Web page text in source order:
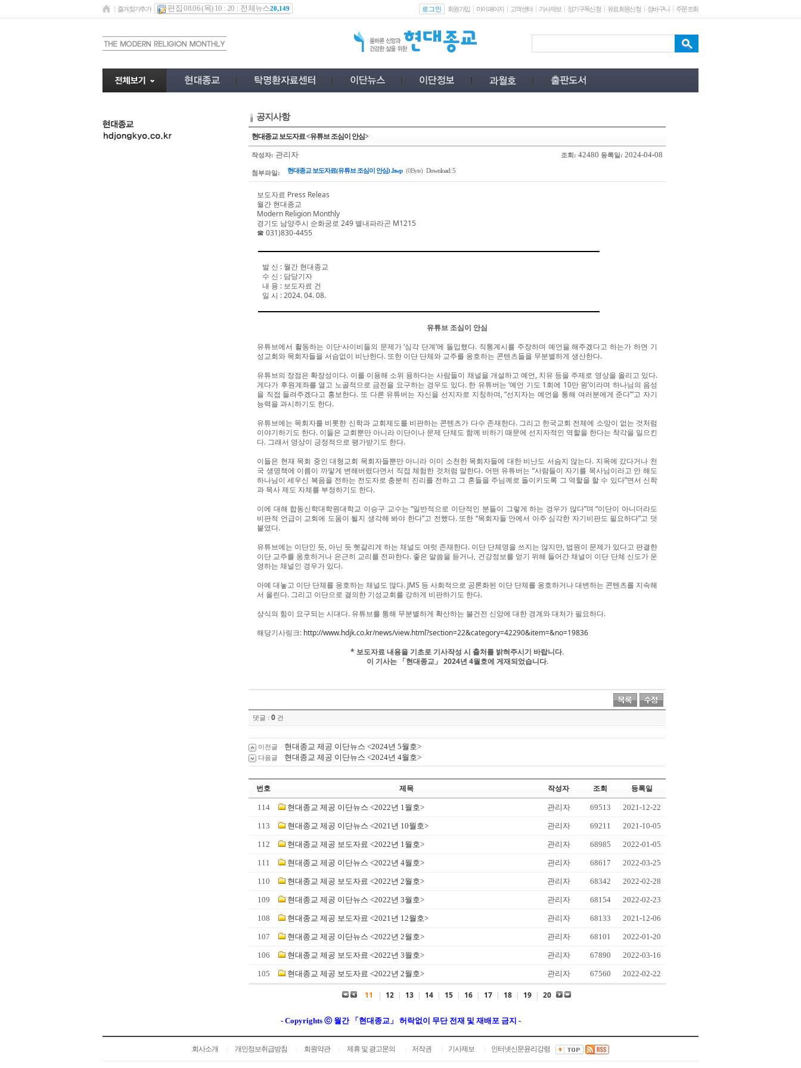
즐겨찾기추가 편집 08.06 (목) 10 : 20 전체뉴스20,149 로그인 회원가입 마이페이지 고객센터 기사제보 정기구독신청 유료회원신청 장바구니 주문조회
공지사항
현대종교 보도자료 <유튜브 조심이 안심>
작성자: 관리자 조회: 42480 등록일: 2024-04-08
첨부파일: 현대종교 보도자료(유튜브 조심이 안심) .hwp (0Byte) Download: 5
보도자료 Press Releas
월간 현대종교
Modern Religion Monthly
경기도 남양주시 순화궁로 249 별내파라곤 M1215
☎ 031)830-4455
발 신 : 월간 현대종교
수 신 : 담당기자
내 용 : 보도자료 건
일 시 : 2024. 04. 08.
유튜브 조심이 안심
유튜브에서 활동하는 이단·사이비들의 문제가 ‘심각 단계’에 돌입했다. 직통계시를 주장하며 예언을 해주겠다고 하는가 하면 기
성교회와 목회자들을 서슴없이 비난한다. 또한 이단 단체와 교주를 옹호하는 콘텐츠들을 무분별하게 생산한다.
유튜브의 장점은 확장성이다. 이를 이용해 소위 용하다는 사람들이 채널을 개설하고 예언, 치유 등을 주제로 영상을 올리고 있다.
게다가 후원계좌를 열고 노골적으로 금전을 요구하는 경우도 있다. 한 유튜버는 ‘예언 기도 1회에 10만 원’이라며 하나님의 음성
을 직접 들려주겠다고 홍보한다. 또 다른 유튜버는 자신을 선지자로 지칭하며, “선지자는 예언을 통해 여러분에게 준다’”고 자기
능력을 과시하기도 한다.
유튜브에는 목회자를 비롯한 신학과 교회제도를 비판하는 콘텐츠가 다수 존재한다. 그리고 한국교회 전체에 소망이 없는 것처럼
이야기하기도 한다. 이들은 교회뿐만 아니라 이단이나 문제 단체도 함께 비하기 때문에 선지자적인 역할을 한다는 착각을 일으킨
다. 그래서 영상이 긍정적으로 평가받기도 한다.
이들은 현재 목회 중인 대형교회 목회자들뿐만 아니라 이미 소천한 목회자들에 대한 비난도 서슴지 않는다. 지옥에 갔다거나 천
국 생명책에 이름이 까맣게 변해버렸다면서 직접 체험한 것처럼 말한다. 어떤 유튜버는 “사람들이 자기를 목사님이라고 안 해도
하나님이 세우신 복음을 전하는 전도자로 충분히 진리를 전하고 그 혼들을 주님께로 돌이키도록 그 역할을 할 수 있다”면서 신학
과 목사 제도 자체를 부정하기도 한다.
이에 대해 합동신학대학원대학교 이승구 교수는 “일반적으로 이단적인 분들이 그렇게 하는 경우가 많다”며 “이단이 아니더라도
비판적 언급이 교회에 도움이 될지 생각해 봐야 한다”고 전했다. 또한 “목회자들 안에서 아주 심각한 자기비판도 필요하다”고 덧
붙였다.
유튜브에는 이단인 듯, 아닌 듯 헷갈리게 하는 채널도 여럿 존재한다. 이단 단체명을 쓰지는 않지만, 법원이 문제가 있다고 판결한
이단 교주를 옹호하거나 은근히 교리를 전파한다. 좋은 말씀을 듣거나, 건강정보를 얻기 위해 들어간 채널이 이단 단체 신도가 운
영하는 채널인 경우가 있다.
아예 대놓고 이단 단체를 옹호하는 채널도 많다. JMS 등 사회적으로 공론화된 이단 단체를 옹호하거나 대변하는 콘텐츠를 지속해
서 올린다. 그리고 이단으로 결의한 기성교회를 강하게 비판하기도 한다.
상식의 힘이 요구되는 시대다. 유튜브를 통해 무분별하게 확산하는 불건전 신앙에 대한 경계와 대처가 필요하다.
해당기사링크: http://www.hdjk.co.kr/news/view.html?section=22&category=42290&item=&no=19836
* 보도자료 내용을 기초로 기사작성 시 출처를 밝혀주시기 바랍니다.
이 기사는 「현대종교」 2024년 4월호에 게재되었습니다.
댓글 : 0 건
이전글 현대종교 제공 이단뉴스 <2024년 5월호>
다음글 현대종교 제공 이단뉴스 <2024년 4월호>
번호 제목 작성자 조회 등록일
114 현대종교 제공 이단뉴스 <2022년 1월호> 관리자 69513 2021-12-22
113 현대종교 제공 이단뉴스 <2021년 10월호> 관리자 69211 2021-10-05
112 현대종교 제공 보도자료 <2022년 1월호> 관리자 68985 2022-01-05
111 현대종교 제공 이단뉴스 <2022년 4월호> 관리자 68617 2022-03-25
110 현대종교 제공 보도자료 <2022년 2월호> 관리자 68342 2022-02-28
109 현대종교 제공 이단뉴스 <2022년 3월호> 관리자 68154 2022-02-23
108 현대종교 제공 보도자료 <2021년 12월호> 관리자 68133 2021-12-06
107 현대종교 제공 이단뉴스 <2022년 2월호> 관리자 68101 2022-01-20
106 현대종교 제공 보도자료 <2022년 3월호> 관리자 67890 2022-03-16
105 현대종교 제공 보도자료 <2022년 2월호> 관리자 67560 2022-02-22
11 | 12 | 13 | 14 | 15 | 16 | 17 | 18 | 19 | 20
- Copyrights ⓒ 월간 「현대종교」 허락없이 무단 전재 및 재배포 금지 -
회사소개 개인정보취급방침 회원약관 제휴 및 광고문의 저작권 기사제보 인터넷신문윤리강령